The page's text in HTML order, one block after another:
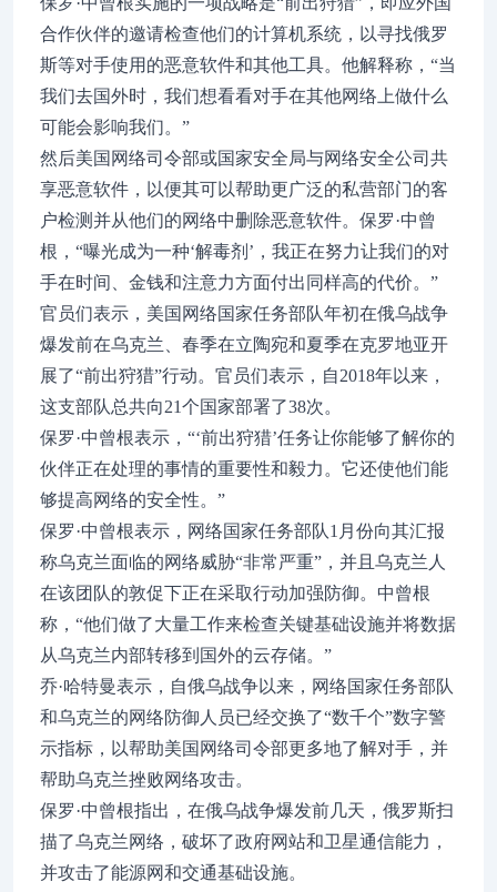
合作伙伴的邀请检查他们的计算机系统，以寻找俄罗
斯等对手使用的恶意软件和其他工具。他解释称，“当
我们去国外时，我们想看看对手在其他网络上做什么
可能会影响我们。”
然后美国网络司令部或国家安全局与网络安全公司共
享恶意软件，以便其可以帮助更广泛的私营部门的客
户检测并从他们的网络中删除恶意软件。保罗·中曾
根，“曝光成为一种‘解毒剂’，我正在努力让我们的对
手在时间、金钱和注意力方面付出同样高的代价。”
官员们表示，美国网络国家任务部队年初在俄乌战争
爆发前在乌克兰、春季在立陶宛和夏季在克罗地亚开
展了“前出狩猎”行动。官员们表示，自2018年以来，
这支部队总共向21个国家部署了38次。
保罗·中曾根表示，“‘前出狩猎’任务让你能够了解你的
伙伴正在处理的事情的重要性和毅力。它还使他们能
够提高网络的安全性。”
保罗·中曾根表示，网络国家任务部队1月份向其汇报
称乌克兰面临的网络威胁“非常严重”，并且乌克兰人
在该团队的敦促下正在采取行动加强防御。中曾根
称，“他们做了大量工作来检查关键基础设施并将数据
从乌克兰内部转移到国外的云存储。”
乔·哈特曼表示，自俄乌战争以来，网络国家任务部队
和乌克兰的网络防御人员已经交换了“数千个”数字警
示指标，以帮助美国网络司令部更多地了解对手，并
帮助乌克兰挫败网络攻击。
保罗·中曾根指出，在俄乌战争爆发前几天，俄罗斯扫
描了乌克兰网络，破坏了政府网站和卫星通信能力，
并攻击了能源网和交通基础设施。